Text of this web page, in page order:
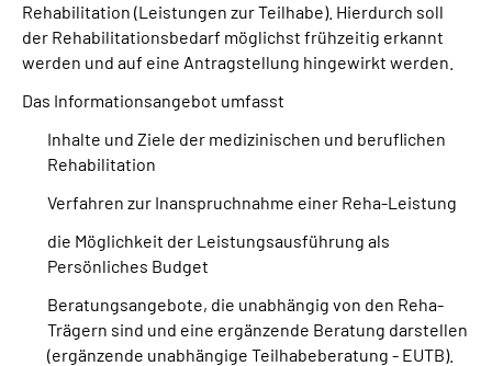
Language
Inhalte in Gebärdensprache (DGS)
Leichte Sprache
Mein Kundenportal
Rehabilitation (Leistungen zur Teilhabe). Hierdurch soll
der Rehabilitationsbedarf möglichst frühzeitig erkannt
werden und auf eine Antragstellung hingewirkt werden.
Das Informationsangebot umfasst
Inhalte und Ziele der medizinischen und beruflichen
Rehabilitation
Verfahren zur Inanspruchnahme einer Reha-Leistung
die Möglichkeit der Leistungsausführung als
Persönliches Budget
Beratungsangebote, die unabhängig von den Reha-
Trägern sind und eine ergänzende Beratung darstellen
(ergänzende unabhängige Teilhabeberatung - EUTB).